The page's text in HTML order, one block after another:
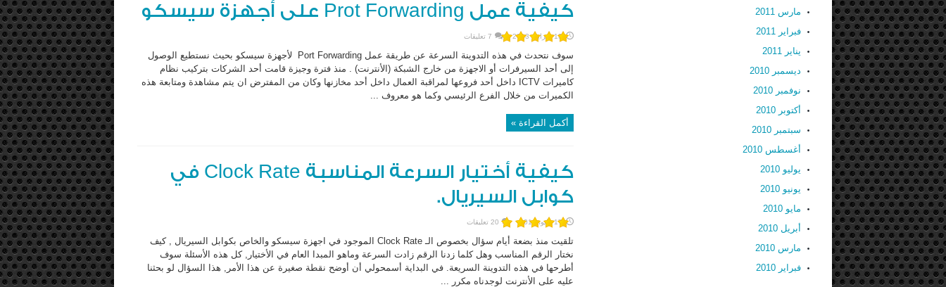
كيفية عمل Prot Forwarding على أجهزة سيسكو
13 فبراير، 2013 7 تعليقات
سوف نتحدث في هذه التدوينة السرعة عن طريقة عمل Port Forwarding لأجهزة سيسكو بحيث نستطيع الوصول
إلى أحد السيرفرات أو الاجهزة من خارج الشبكة (الأنترنت) . منذ فترة وجيزة قامت أحد الشركات بتركيب نظام
كاميرات ICTV داخل أحد فروعها لمراقبة العمال داخل أحد مخازنها وكان من المفترض ان يتم مشاهدة ومتابعة هذه
الكميرات من خلال الفرع الرئيسي وكما هو معروف ...
أكمل القراءة »
كيفية أختيار السرعة المناسبة Clock Rate في
كوابل السيريال.
17 مايو، 2012 20 تعليقات
تلقيت منذ بضعة أيام سؤال بخصوص الـ Clock Rate الموجود في اجهزة سيسكو والخاص بكوابل السيريال , كيف
نختار الرقم المناسب وهل كلما زدنا الرقم زادت السرعة وماهو المبدا العام في الأختيار, كل هذه الأسئلة سوف
أطرحها في هذه التدوينة السريعة. في البداية أسمحولي أن أوضح نقطة صغيرة عن هذا الأمر, هذا السؤال لو بحثنا
عليه على الأنترنت لوجدناه مكرر ...
مارس 2011
فبراير 2011
يناير 2011
ديسمبر 2010
نوفمبر 2010
أكتوبر 2010
سبتمبر 2010
أغسطس 2010
يوليو 2010
يونيو 2010
مايو 2010
أبريل 2010
مارس 2010
فبراير 2010